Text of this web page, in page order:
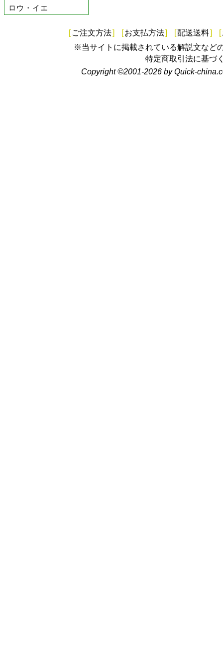
ロウ・イエ
[ ご注文方法] [お支払方法] [配送送料] [
※当サイトに掲載されている解説文など
特定商取引法に基づ
Copyright ©2001-2026 by Quick-